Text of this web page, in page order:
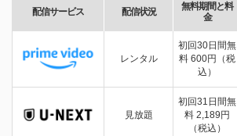
配信サービス 配信状況
無料期間と料
金
レンタル
初回30日間無
料 600円（税
込）
見放題
初回31日間無
料 2,189円
（税込）